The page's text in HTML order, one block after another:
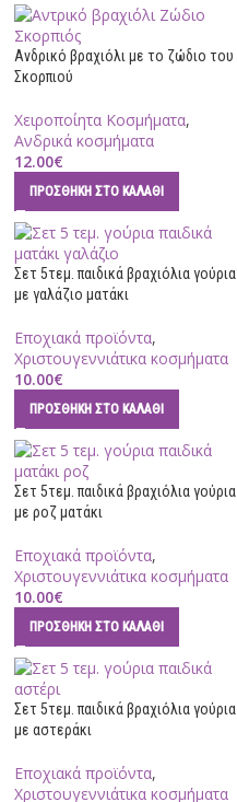
Ανδρικό βραχιόλι με το ζώδιο του
Σκορπιού
Χειροποίητα Κοσμήματα,
Ανδρικά κοσμήματα
12.00€
ΠΡΟΣΘΉΚΗ ΣΤΟ ΚΑΛΆΘΙ
Σετ 5τεμ. παιδικά βραχιόλια γούρια
με γαλάζιο ματάκι
Εποχιακά προϊόντα,
Χριστουγεννιάτικα κοσμήματα
10.00€
ΠΡΟΣΘΉΚΗ ΣΤΟ ΚΑΛΆΘΙ
Σετ 5τεμ. παιδικά βραχιόλια γούρια
με ροζ ματάκι
Εποχιακά προϊόντα,
Χριστουγεννιάτικα κοσμήματα
10.00€
ΠΡΟΣΘΉΚΗ ΣΤΟ ΚΑΛΆΘΙ
Σετ 5τεμ. παιδικά βραχιόλια γούρια
με αστεράκι
Εποχιακά προϊόντα,
Χριστουγεννιάτικα κοσμήματα